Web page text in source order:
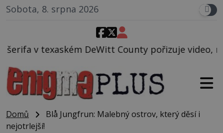
Sobota, 8. srpna 2026
County pořizuje video, na kterém před jeho
Domů
Blå Jungfrun: Malebný ostrov, který děsí i
nejotrlejší!